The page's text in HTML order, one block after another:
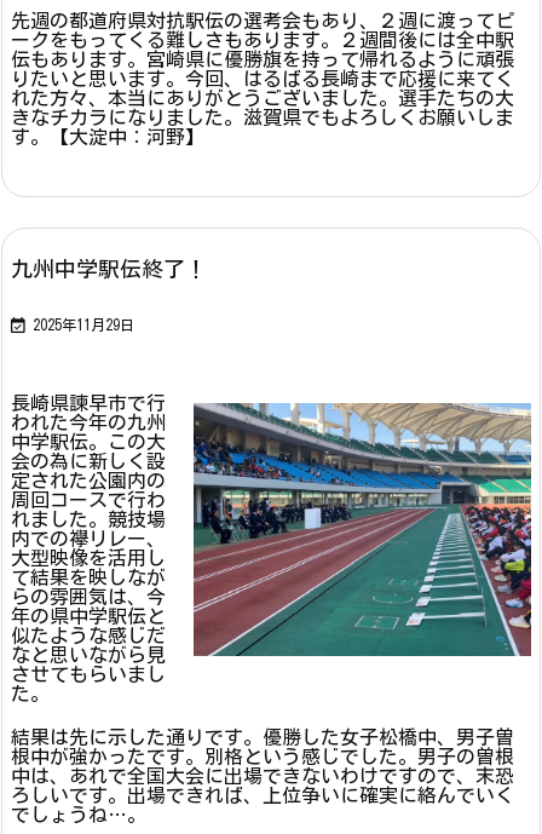
先週の都道府県対抗駅伝の選考会もあり、２週に渡ってピ
ークをもってくる難しさもあります。２週間後には全中駅
伝もあります。宮崎県に優勝旗を持って帰れるように頑張
りたいと思います。今回、はるばる長崎まで応援に来てく
れた方々、本当にありがとうございました。選手たちの大
きなチカラになりました。滋賀県でもよろしくお願いしま
す。【大淀中：河野】
九州中学駅伝終了！
 2025年11月29日
長崎県諫早市で行
われた今年の九州
中学駅伝。この大
会の為に新しく設
定された公園内の
周回コースで行わ
れました。競技場
内での襷リレー、
大型映像を活用し
て結果を映しなが
らの雰囲気は、今
年の県中学駅伝と
似たような感じだ
なと思いながら見
させてもらいまし
た。
結果は先に示した通りです。優勝した女子松橋中、男子曽
根中が強かったです。別格という感じでした。男子の曽根
中は、あれで全国大会に出場できないわけですので、末恐
ろしいです。出場できれば、上位争いに確実に絡んでいく
でしょうね…。